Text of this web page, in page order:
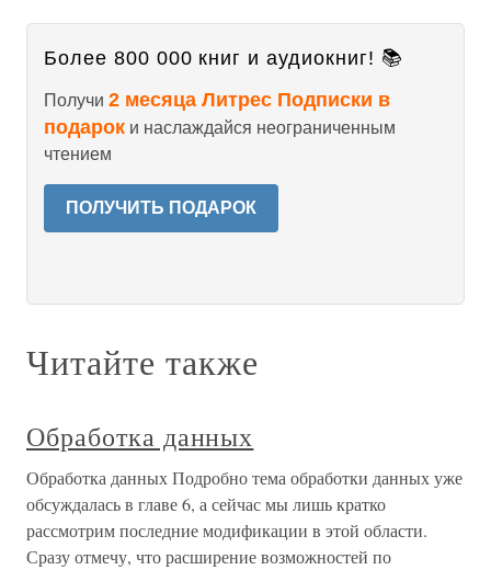
Более 800 000 книг и аудиокниг! 📚
Получи 2 месяца Литрес Подписки в
подарок и наслаждайся неограниченным
чтением
ПОЛУЧИТЬ ПОДАРОК
Читайте также
Обработка данных
Обработка данных Подробно тема обработки данных уже
обсуждалась в главе 6, а сейчас мы лишь кратко
рассмотрим последние модификации в этой области.
Сразу отмечу, что расширение возможностей по